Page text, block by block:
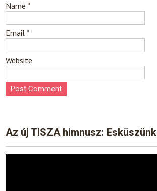
Name*
Email*
Website
Az új TISZA himnusz: Esküszünk